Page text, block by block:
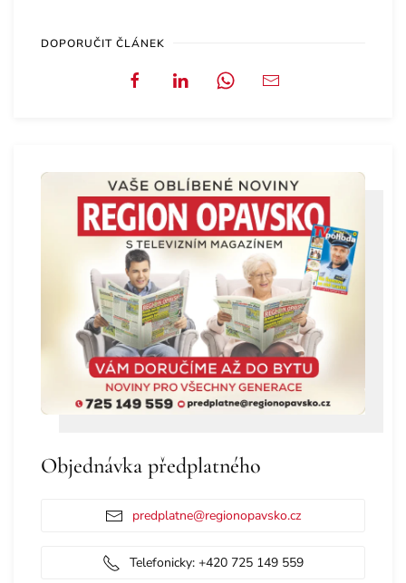
DOPORUČIT ČLÁNEK
Objednávka předplatného
predplatne@regionopavsko.cz
Telefonicky: +420 725 149 559